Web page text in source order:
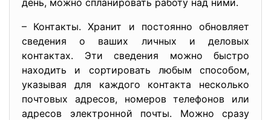
день, можно спланировать работу над ними.
– Контакты. Хранит и постоянно обновляет
сведения о ваших личных и деловых
контактах. Эти сведения можно быстро
находить и сортировать любым способом,
указывая для каждого контакта несколько
почтовых адресов, номеров телефонов или
адресов электронной почты. Можно сразу